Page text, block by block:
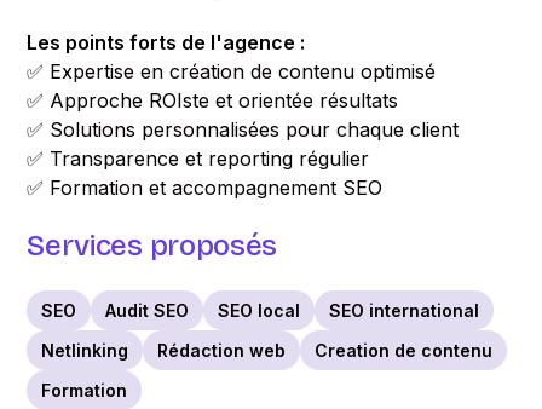
Les points forts de l'agence :
✅ Expertise en création de contenu optimisé
✅ Approche ROIste et orientée résultats
✅ Solutions personnalisées pour chaque client
✅ Transparence et reporting régulier
✅ Formation et accompagnement SEO
Services proposés
SEO Audit SEO SEO local
SEO international
Netlinking
Rédaction web
Creation de contenu
Formation